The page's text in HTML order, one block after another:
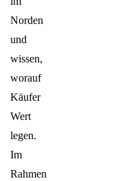
Norden
und
wissen,
worauf
Käufer
Wert
legen.
Im
Rahmen